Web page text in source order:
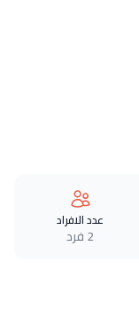
عدد الافراد
2 فرد